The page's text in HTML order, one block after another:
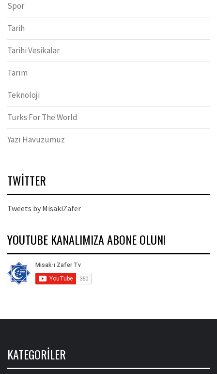
Spor
Tarih
Tarihi Vesikalar
Tarım
Teknoloji
Turks For The World
Yazı Havuzumuz
TWITTER
Tweets by MisakiZafer
YOUTUBE KANALIMIZA ABONE OLUN!
KATEGORILER